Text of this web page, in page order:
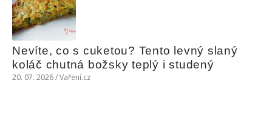
Nevíte, co s cuketou? Tento levný slaný
koláč chutná božsky teplý i studený
20. 07. 2026 / Vaření.cz